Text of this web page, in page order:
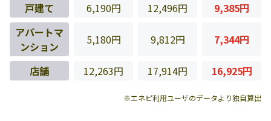
戸建て
6,190円 12,496円
9,385円
アパートマ
ンション
5,180円 9,812円 7,344円
店舗 12,263円 17,914円 16,925円
※エネピ利用ユーザのデータより独自算出